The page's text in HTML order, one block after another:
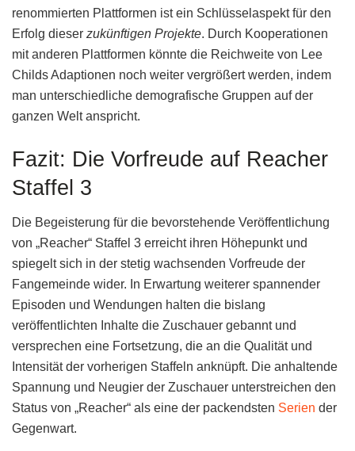
renommierten Plattformen ist ein Schlüsselaspekt für den
Erfolg dieser zukünftigen Projekte. Durch Kooperationen
mit anderen Plattformen könnte die Reichweite von Lee
Childs Adaptionen noch weiter vergrößert werden, indem
man unterschiedliche demografische Gruppen auf der
ganzen Welt anspricht.
Fazit: Die Vorfreude auf Reacher
Staffel 3
Die Begeisterung für die bevorstehende Veröffentlichung
von „Reacher“ Staffel 3 erreicht ihren Höhepunkt und
spiegelt sich in der stetig wachsenden Vorfreude der
Fangemeinde wider. In Erwartung weiterer spannender
Episoden und Wendungen halten die bislang
veröffentlichten Inhalte die Zuschauer gebannt und
versprechen eine Fortsetzung, die an die Qualität und
Intensität der vorherigen Staffeln anknüpft. Die anhaltende
Spannung und Neugier der Zuschauer unterstreichen den
Status von „Reacher“ als eine der packendsten Serien der
Gegenwart.